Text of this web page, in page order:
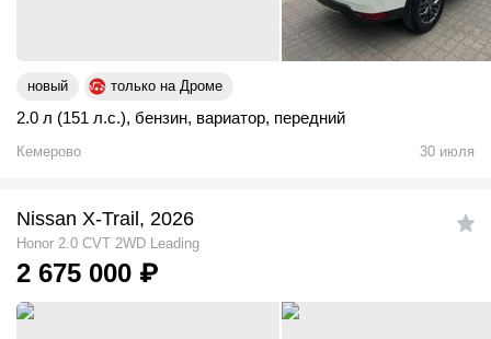
новый только на Дроме
2.0 л (151 л.с.), бензин, вариатор, передний
Кемерово 30 июля
Nissan X-Trail, 2026
Honor 2.0 CVT 2WD Leading
2 675 000 ₽